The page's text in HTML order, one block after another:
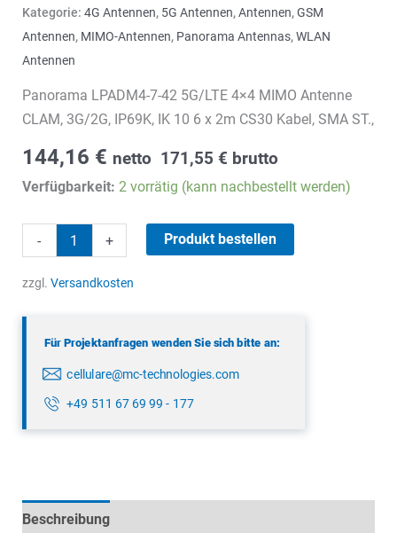
Kategorie: 4G Antennen, 5G Antennen,Antennen,GSM
Antennen, MIMO-Antennen, Panorama Antennas,WLAN
Antennen
Panorama LPADM4-7-42 5G/LTE 4×4 MIMO Antenne
CLAM, 3G/2G, IP69K, IK 10 6 x 2m CS30 Kabel, SMA ST.,
144,16 € netto 171,55 € brutto
Verfügbarkeit: 2 vorrätig (kann nachbestellt werden)
-
Panorama
LPADM4-
7-
+ Produkt bestellen
zzgl. Versandkosten
Für Projektanfragen wenden Sie sich bitte an:
cellulare@mc-technologies.com
+49 511 67 69 99 - 177
Beschreibung